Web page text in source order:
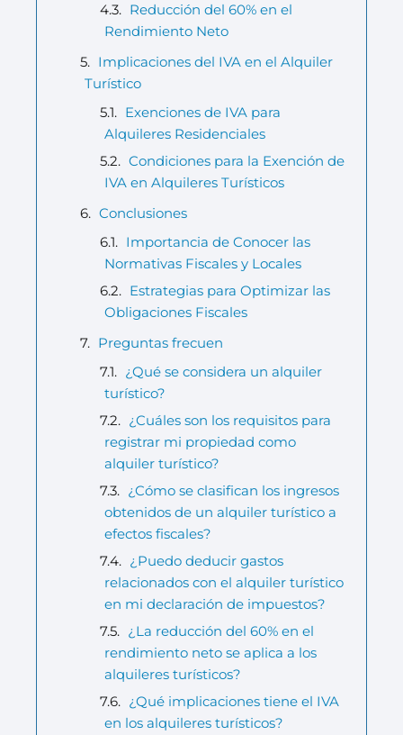
Reducción del 60% en el
Rendimiento Neto
Implicaciones del IVA en el Alquiler
Turístico
Exenciones de IVA para
Alquileres Residenciales
Condiciones para la Exención de
IVA en Alquileres Turísticos
Conclusiones
Importancia de Conocer las
Normativas Fiscales y Locales
Estrategias para Optimizar las
Obligaciones Fiscales
Preguntas frecuen
¿Qué se considera un alquiler
turístico?
¿Cuáles son los requisitos para
registrar mi propiedad como
alquiler turístico?
¿Cómo se clasifican los ingresos
obtenidos de un alquiler turístico a
efectos fiscales?
¿Puedo deducir gastos
relacionados con el alquiler turístico
en mi declaración de impuestos?
¿La reducción del 60% en el
rendimiento neto se aplica a los
alquileres turísticos?
¿Qué implicaciones tiene el IVA
en los alquileres turísticos?